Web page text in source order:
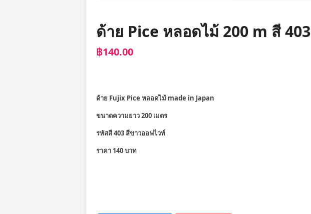
ด้าย Pice หลอดไม้ 200 m สี 403
฿140.00
ด้าย Fujix Pice หลอดไม้ made in Japan
ขนาดความยาว 200 เมตร
รหัสสี 403 สีขาวออฟไวท์
ราคา 140 บาท